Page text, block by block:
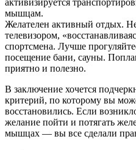
активизируется
мышцам.
Желателен активный отдых.
телевизором,
спортсмена. Лучше
посещение бани, сауны.
приятно и полезно.
В заключение хочется
критерий, по которому вы
восстановились. Если
желание пойти и потягать
мышцах — вы все сделали